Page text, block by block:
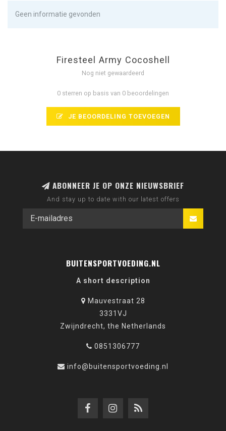
Geen informatie gevonden
Firesteel Army Cocoshell
Nog niet gewaardeerd
0 sterren op basis van 0 beoordelingen
JE BEOORDELING TOEVOEGEN
ABONNEER JE OP ONZE NIEUWSBRIEF
And stay up to date with our latest offers
BUITENSPORTVOEDING.NL
A short description
Mauvestraat 28
3331VJ
Zwijndrecht, the Netherlands
0851306777
info@buitensportvoeding.nl